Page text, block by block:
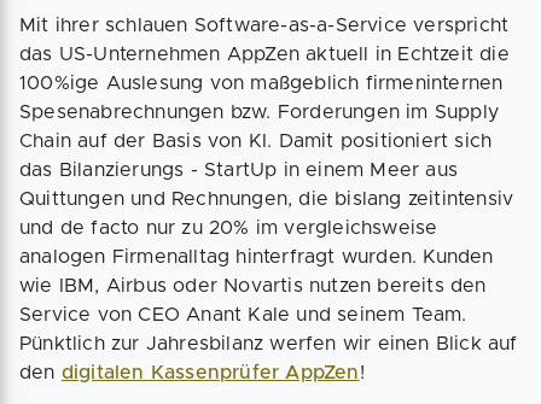
Mit ihrer schlauen Software-as-a-Service verspricht
das US-Unternehmen AppZen aktuell in Echtzeit die
100%ige Auslesung von maßgeblich firmeninternen
Spesenabrechnungen bzw. Forderungen im Supply
Chain auf der Basis von KI. Damit positioniert sich
das Bilanzierungs - StartUp in einem Meer aus
Quittungen und Rechnungen, die bislang zeitintensiv
und de facto nur zu 20% im vergleichsweise
analogen Firmenalltag hinterfragt wurden. Kunden
wie IBM, Airbus oder Novartis nutzen bereits den
Service von CEO Anant Kale und seinem Team.
Pünktlich zur Jahresbilanz werfen wir einen Blick auf
den digitalen Kassenprüfer AppZen!